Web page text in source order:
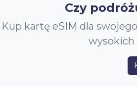
Czy
Kup kartę eSIM dla
wysokich